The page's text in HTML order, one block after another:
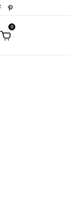
0